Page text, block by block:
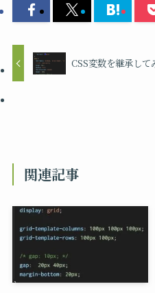
CSS変数を継承して
関連記事